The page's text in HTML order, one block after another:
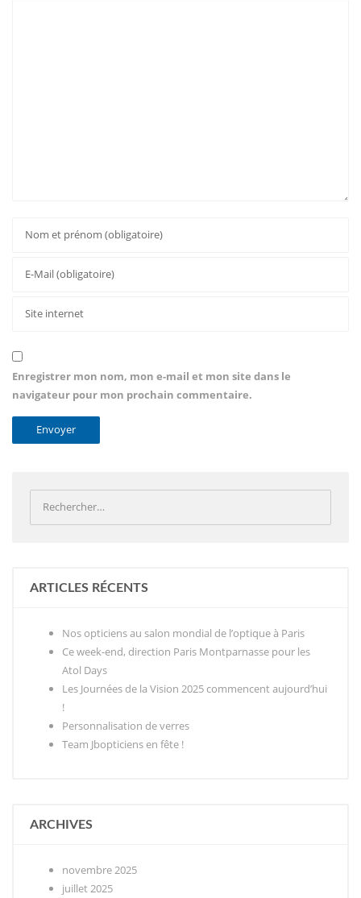
Enregistrer mon nom, mon e-mail et mon site dans le
navigateur pour mon prochain commentaire.
ARTICLES RÉCENTS
Nos opticiens au salon mondial de l’optique à Paris
Ce week-end, direction Paris Montparnasse pour les
Atol Days
Les Journées de la Vision 2025 commencent aujourd’hui
!
Personnalisation de verres
Team Jbopticiens en fête !
ARCHIVES
novembre 2025
juillet 2025